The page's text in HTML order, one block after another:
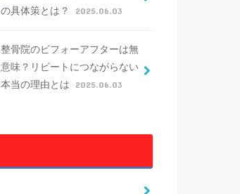
の具体策とは？
2025.06.03
整骨院のビフォーアフターは無
意味？リピートにつながらない
本当の理由とは
2025.06.03